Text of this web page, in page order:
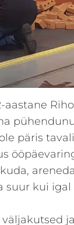
aastane
päris
suur kui igal
väljakutsed